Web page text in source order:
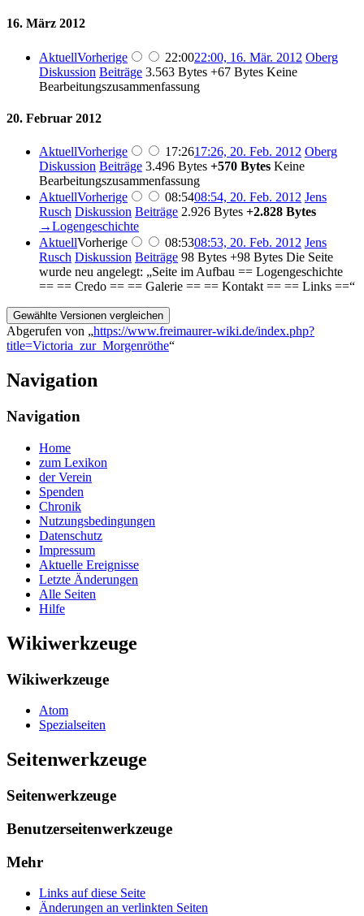
16. März 2012
AktuellVorherige 22:0022:00, 16. Mär. 2012 Oberg
Diskussion Beiträge 3.563 Bytes +67 Bytes Keine
Bearbeitungszusammenfassung
20. Februar 2012
AktuellVorherige 17:2617:26, 20. Feb. 2012 Oberg
Diskussion Beiträge 3.496 Bytes +570 Bytes Keine
Bearbeitungszusammenfassung
AktuellVorherige 08:5408:54, 20. Feb. 2012 Jens
Rusch Diskussion Beiträge 2.926 Bytes +2.828 Bytes
→‎Logengeschichte
AktuellVorherige 08:5308:53, 20. Feb. 2012 Jens
Rusch Diskussion Beiträge 98 Bytes +98 Bytes Die Seite
wurde neu angelegt: „Seite im Aufbau == Logengeschichte
== == Credo == == Galerie == == Kontakt == == Links ==“
Abgerufen von „https://www.freimaurer-wiki.de/index.php?
title=Victoria_zur_Morgenröthe“
Navigation
Navigation
Home
zum Lexikon
der Verein
Spenden
Chronik
Nutzungsbedingungen
Datenschutz
Impressum
Aktuelle Ereignisse
Letzte Änderungen
Alle Seiten
Hilfe
Wikiwerkzeuge
Wikiwerkzeuge
Atom
Spezialseiten
Seitenwerkzeuge
Seitenwerkzeuge
Benutzerseitenwerkzeuge
Mehr
Links auf diese Seite
Änderungen an verlinkten Seiten